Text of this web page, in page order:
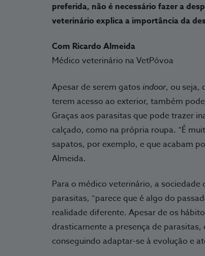
preferida, não é necessário fazer a
veterinário explica a importância da
Com Ricardo Almeida
Médico veterinário na VetPóvoa
Apesar de serem gatosindoor, ou seja,
terem acesso ao exterior, também
Graças aos parasitas que pode trazer
calçado, como na própria roupa. “É
sapatos, por exemplo, e que acabam
Almeida.
Para o médico veterinário, a
parasitas, “parece que é algo do
realidade diferente. Apesar de os
drasticamente a presença de
conseguindo adaptar-se à evolução e